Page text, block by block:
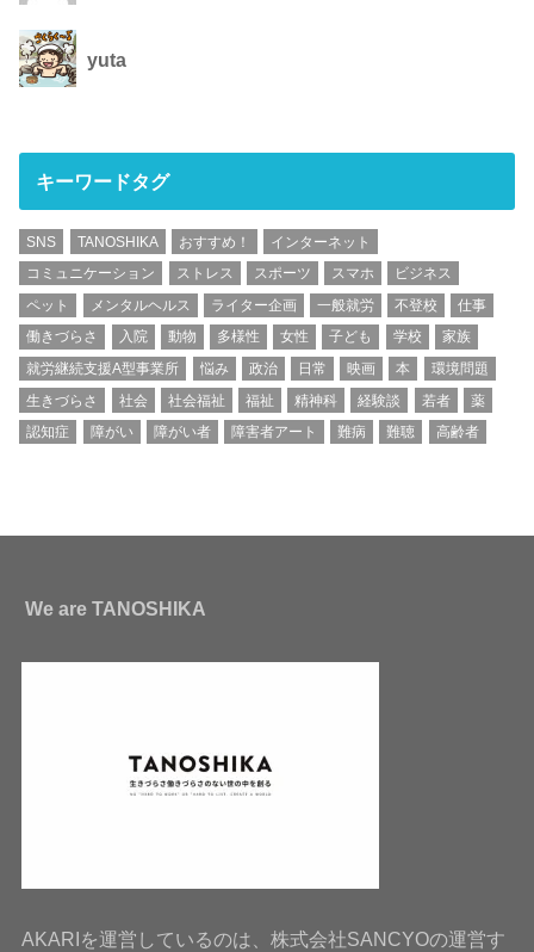
yuta
キーワードタグ
SNS TANOSHIKA おすすめ！
インターネット
コミュニケーション
ストレス スポーツ スマホ
ビジネス
ペット
メンタルヘルス ライター企画 一般就労 不登校
仕事
働きづらさ
入院 動物 多様性 女性 子ども 学校
家族
就労継続支援A型事業所
悩み 政治 日常 映画 本
環境問題
生きづらさ
社会 社会福祉 福祉 精神科 経験談 若者
薬
認知症
障がい 障がい者 障害者アート 難病 難聴 高齢者
We are TANOSHIKA
AKARIを運営しているのは、株式会社SANCYOの運営す